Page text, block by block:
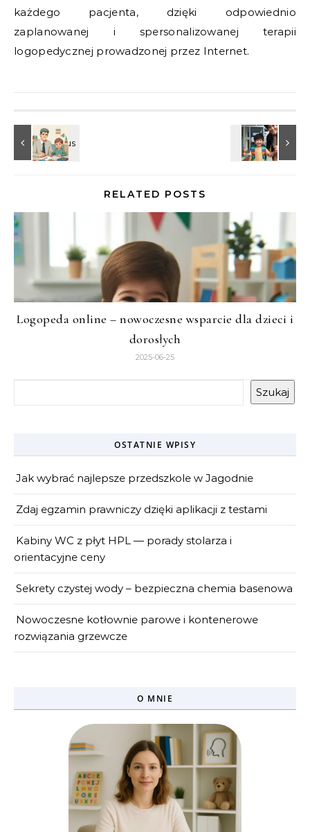
każdego pacjenta, dzięki odpowiednio
zaplanowanej i spersonalizowanej terapii
logopedycznej prowadzonej przez Internet.
RELATED POSTS
Logopeda online – nowoczesne wsparcie dla dzieci i
dorosłych
2025-06-25
Szukaj
OSTATNIE WPISY
Jak wybrać najlepsze przedszkole w Jagodnie
Zdaj egzamin prawniczy dzięki aplikacji z testami
Kabiny WC z płyt HPL — porady stolarza i
orientacyjne ceny
Sekrety czystej wody – bezpieczna chemia basenowa
Nowoczesne kotłownie parowe i kontenerowe
rozwiązania grzewcze
O MNIE